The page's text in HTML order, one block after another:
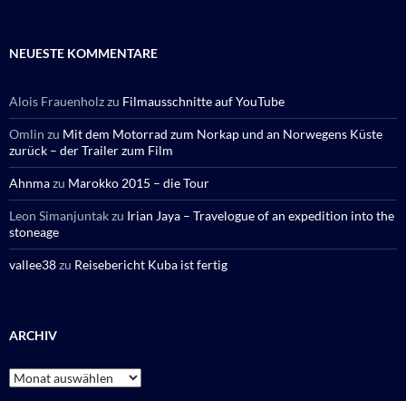
NEUESTE KOMMENTARE
Alois Frauenholzzu Filmausschnitte auf YouTube
Omlin zu Mit dem Motorrad zum Norkap und an Norwegens Küste
zurück – der Trailer zum Film
Ahnmazu Marokko 2015 – die Tour
Leon Simanjuntakzu Irian Jaya – Travelogue of an expedition into the
stoneage
vallee38zu Reisebericht Kuba ist fertig
ARCHIV
Archiv